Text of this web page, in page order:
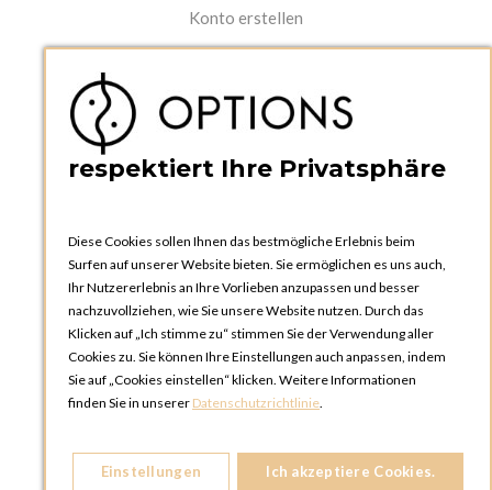
Konto erstellen
Kataloge und Bestellschein
Bedienungsanleitungen
OPTIONS ZÜRICH
Steinackerstrasse 55,
8302 Kloten
SCHWEIZ
OPTIONS GENF
respektiert Ihre Privatsphäre
Diese Cookies sollen Ihnen das bestmögliche Erlebnis beim
Surfen auf unserer Website bieten. Sie ermöglichen es uns auch,
Ihr Nutzererlebnis an Ihre Vorlieben anzupassen und besser
nachzuvollziehen, wie Sie unsere Website nutzen. Durch das
Klicken auf „Ich stimme zu“ stimmen Sie der Verwendung aller
Cookies zu. Sie können Ihre Einstellungen auch anpassen, indem
Sie auf „Cookies einstellen“ klicken. Weitere Informationen
finden Sie in unserer Datenschutzrichtlinie.
Einstellungen Ich akzeptiere Cookies.